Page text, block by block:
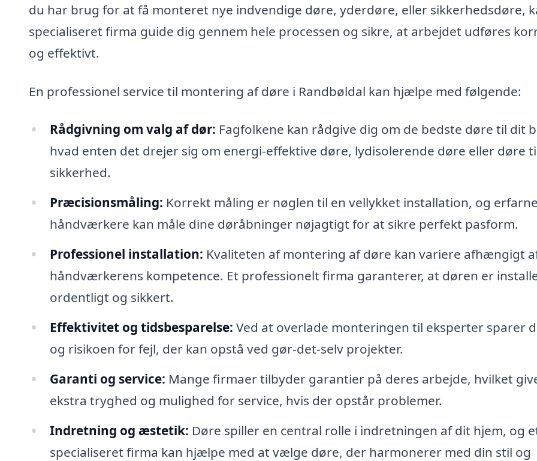
du har brug for at få monteret nye indvendige døre, yderdøre, eller sikkerhedsdøre,
specialiseret firma guide dig gennem hele processen og sikre, at arbejdet udføres
og effektivt.
En professionel service til montering af døre i Randbøldal kan hjælpe med følgende:
Rådgivning om valg af dør: Fagfolkene kan rådgive dig om de bedste døre til dit
hvad enten det drejer sig om energi-effektive døre, lydisolerende døre eller døre
sikkerhed.
Præcisionsmåling: Korrekt måling er nøglen til en vellykket installation, og erfarne
håndværkere kan måle dine døråbninger nøjagtigt for at sikre perfekt pasform.
Professionel installation: Kvaliteten af montering af døre kan variere afhængigt
håndværkerens kompetence. Et professionelt firma garanterer, at døren er
ordentligt og sikkert.
Effektivitet og tidsbesparelse: Ved at overlade monteringen til eksperter sparer
og risikoen for fejl, der kan opstå ved gør-det-selv projekter.
Garanti og service: Mange firmaer tilbyder garantier på deres arbejde, hvilket
ekstra tryghed og mulighed for service, hvis der opstår problemer.
Indretning og æstetik: Døre spiller en central rolle i indretningen af dit hjem, og
specialiseret firma kan hjælpe med at vælge døre, der harmonerer med din stil og